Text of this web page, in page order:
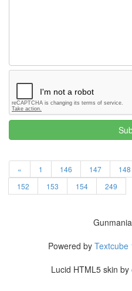
« 1 146 147 148
152
153 154 249
Powered by Textcube
Lucid HTML5 skin by